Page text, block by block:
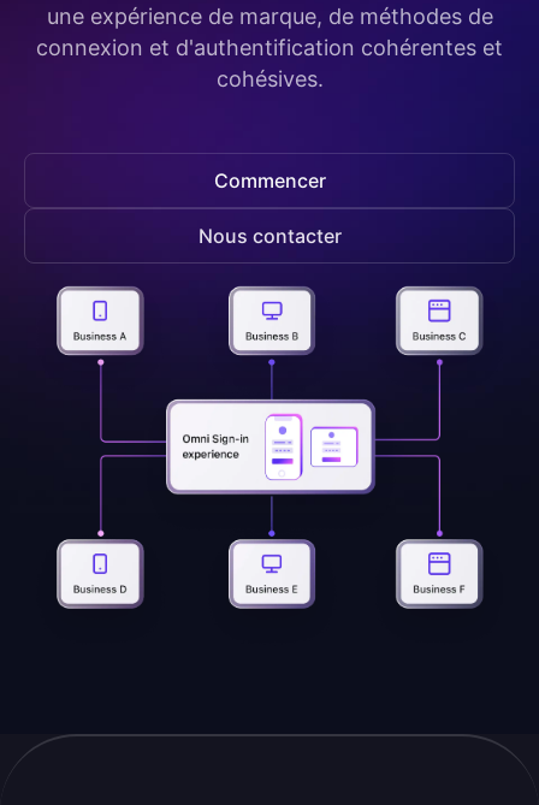
une expérience de marque, de méthodes de
connexion et d'authentification cohérentes et
cohésives.
Commencer
Nous contacter